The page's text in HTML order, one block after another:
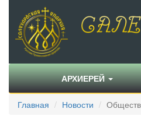
АРХИЕРЕЙ
Главная Новости